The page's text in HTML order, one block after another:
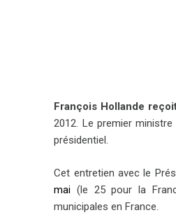
François Hollande
2012. Le premier
présidentiel.
Cet entretien avec le
mai (le 25 pour la
municipales en France.